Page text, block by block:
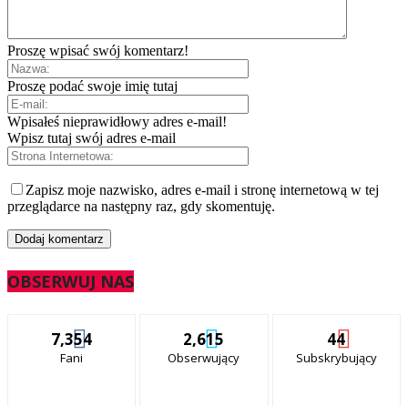
Proszę wpisać swój komentarz!
Proszę podać swoje imię tutaj
Wpisałeś nieprawidłowy adres e-mail!
Wpisz tutaj swój adres e-mail
Zapisz moje nazwisko, adres e-mail i stronę internetową w tej
przeglądarce na następny raz, gdy skomentuję.
OBSERWUJ NAS
7,354
Fani
2,615
Obserwujący
44
Subskrybujący